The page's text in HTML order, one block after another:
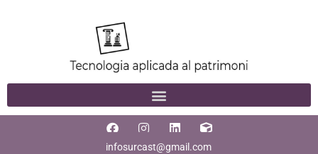
infosurcast@gmail.com